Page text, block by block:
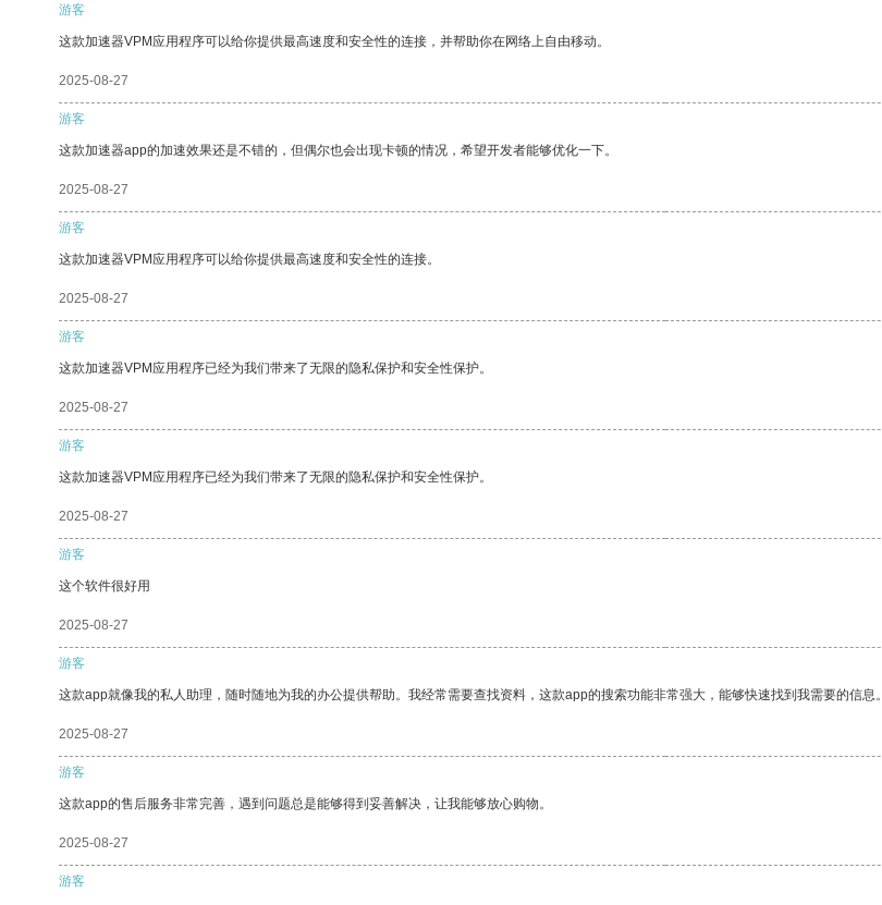
游客
这款加速器VPM应用程序可以给你提供最高速度和安全性的连接，并帮助你在网络上自由移动。
2025-08-27
游客
这款加速器app的加速效果还是不错的，但偶尔也会出现卡顿的情况，希望开发者能够优化一下。
2025-08-27
游客
这款加速器VPM应用程序可以给你提供最高速度和安全性的连接。
2025-08-27
游客
这款加速器VPM应用程序已经为我们带来了无限的隐私保护和安全性保护。
2025-08-27
游客
这款加速器VPM应用程序已经为我们带来了无限的隐私保护和安全性保护。
2025-08-27
游客
这个软件很好用
2025-08-27
游客
这款app就像我的私人助理，随时随地为我的办公提供帮助。我经常需要查找资料，这款app的搜索功能非常强大，能够快速找到我需要的信息。
2025-08-27
游客
这款app的售后服务非常完善，遇到问题总是能够得到妥善解决，让我能够放心购物。
2025-08-27
游客